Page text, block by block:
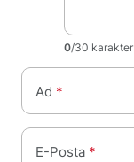
0/30 karakter
Ad *
E-Posta *